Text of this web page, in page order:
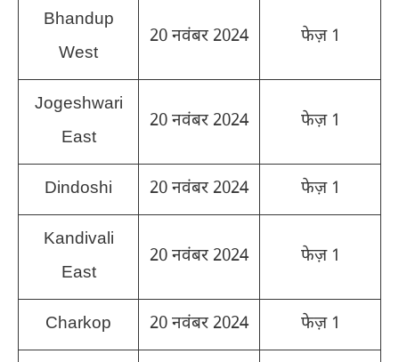
Bhandup
West
20 नवंबर 2024 फेज़ 1
Jogeshwari
East
20 नवंबर 2024 फेज़ 1
Dindoshi 20 नवंबर 2024 फेज़ 1
Kandivali
East
20 नवंबर 2024 फेज़ 1
Charkop 20 नवंबर 2024 फेज़ 1